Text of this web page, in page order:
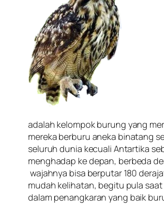
adalah kelompok burung yang
mereka berburu aneka binatang
seluruh dunia kecuali Antartika
menghadap ke depan, berbeda
wajahnya bisa berputar 180
mudah kelihatan, begitu pula
dalam penangkaran yang baik